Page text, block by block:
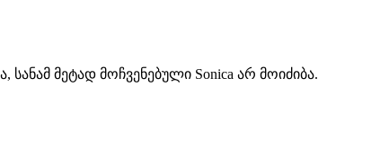
მეტად მოჩვენებული Sonica არ მოიძიბა.